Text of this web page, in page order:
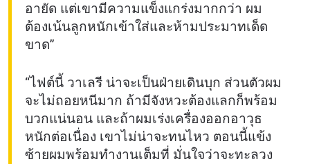
อายัด แต่เขามีความแข็งแกร่งมากกว่า ผม
ต้องเน้นลูกหนักเข้าใส่และห้ามประมาทเด็ด
ขาด”
“ไฟต์นี้ วาเลรี น่าจะเป็นฝ่ายเดินบุก ส่วนตัวผม
จะไม่ถอยหนีมาก ถ้ามีจังหวะต้องแลกก็พร้อม
บวกแน่นอน และถ้าผมเร่งเครื่องออกอาวุธ
หนักต่อเนื่อง เขาไม่น่าจะทนไหว ตอนนี้แข้ง
ซ้ายผมพร้อมทำงานเต็มที่ มั่นใจว่าจะทะลวง